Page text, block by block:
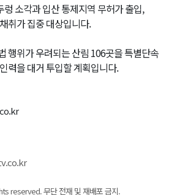
소각과 입산 통제지역 무허가 출입,
취가 집중 대상입니다.
행위가 우려되는 산림 106곳을 특별단속
력을 대거 투입할 계획입니다.
reserved. 무단 전재 및 재배포 금지.